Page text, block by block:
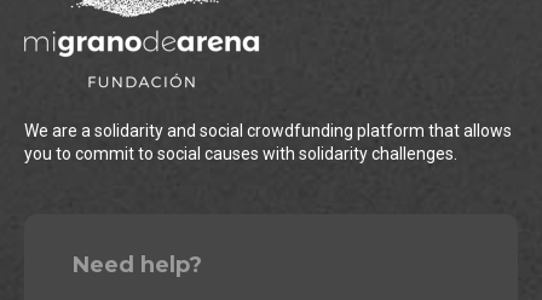
We are a solidarity and social crowdfunding platform that allows
you to commit to social causes with solidarity challenges.
Need help?